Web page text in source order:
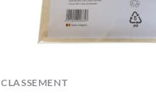
CLASSEMENT